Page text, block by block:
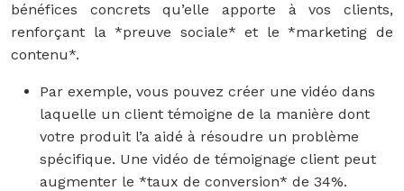
bénéfices concrets qu’elle apporte à vos clients,
renforçant la *preuve sociale* et le *marketing de
contenu*.
Par exemple, vous pouvez créer une vidéo dans
laquelle un client témoigne de la manière dont
votre produit l’a aidé à résoudre un problème
spécifique. Une vidéo de témoignage client peut
augmenter le *taux de conversion* de 34%.